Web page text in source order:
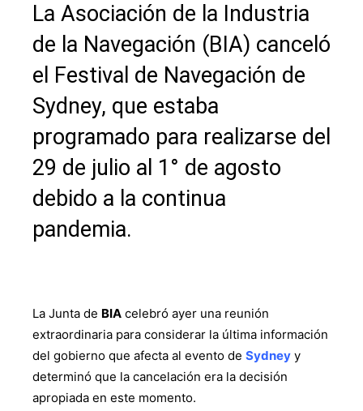
La Asociación de la Industria
de la Navegación (BIA) canceló
el Festival de Navegación de
Sydney, que estaba
programado para realizarse del
29 de julio al 1° de agosto
debido a la continua
pandemia.
La Junta de BIA celebró ayer una reunión
extraordinaria para considerar la última información
del gobierno que afecta al evento de Sydney y
determinó que la cancelación era la decisión
apropiada en este momento.